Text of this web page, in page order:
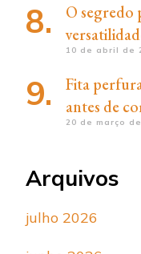
O segredo
10 de abril de
Fita
antes de
20 de março
Arquivos
julho 2026